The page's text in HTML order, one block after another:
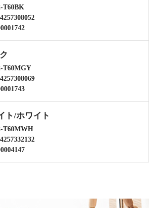
T60BK
T60MGY
ト/ホワイト
T60MWH